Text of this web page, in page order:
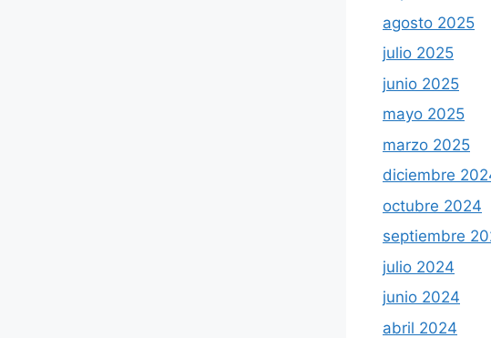
agosto 2025
julio 2025
junio 2025
mayo 2025
marzo 2025
diciembre
octubre 2024
septiembre
julio 2024
junio 2024
abril 2024